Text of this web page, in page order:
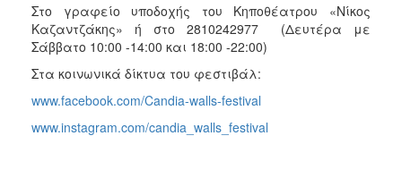
Στο γραφείο υποδοχής του Κηποθέατρου «Νίκος
Καζαντζάκης» ή στο 2810242977 (Δευτέρα με
Σάββατο 10:00 -14:00 και 18:00 -22:00)
Στα κοινωνικά δίκτυα του φεστιβάλ:
www.facebook.com/Candia-walls-festival
www.instagram.com/candia_walls_festival